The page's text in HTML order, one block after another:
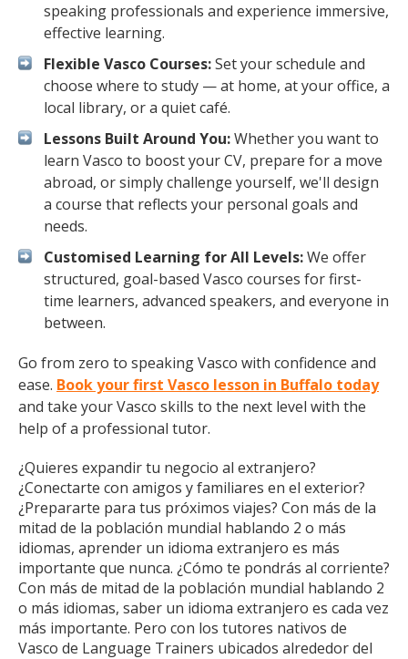
speaking professionals and experience immersive,
effective learning.
Flexible Vasco Courses:Set your schedule and
choose where to study — at home, at your office, a
local library, or a quiet café.
Lessons Built Around You:Whether you want to
learn Vasco to boost your CV, prepare for a move
abroad, or simply challenge yourself, we'll design
a course that reflects your personal goals and
needs.
Customised Learning for All Levels:We offer
structured, goal-based Vasco courses for first-
time learners, advanced speakers, and everyone in
between.
Go from zero to speaking Vasco with confidence and
ease. Book your first Vasco lesson in Buffalo today
and take your Vasco skills to the next level with the
help of a professional tutor.
¿Quieres expandir tu negocio al extranjero?
¿Conectarte con amigos y familiares en el exterior?
¿Prepararte para tus próximos viajes? Con más de la
mitad de la población mundial hablando 2 o más
idiomas, aprender un idioma extranjero es más
importante que nunca. ¿Cómo te pondrás al corriente?
Con más de mitad de la población mundial hablando 2
o más idiomas, saber un idioma extranjero es cada vez
más importante. Pero con los tutores nativos de
Vasco de Language Trainers ubicados alrededor del